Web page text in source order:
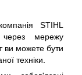
STIHL
через мережу
ви можете бути
техніки.